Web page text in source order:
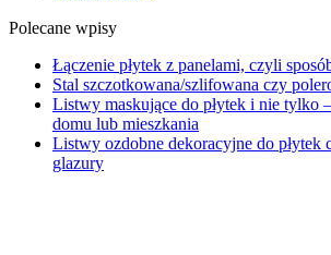
Polecane wpisy
Łączenie płytek z panelami, czyli
Stal szczotkowana/szlifowana czy
Listwy maskujące do płytek i nie tylko
domu lub mieszkania
Listwy ozdobne dekoracyjne do płytek
glazury